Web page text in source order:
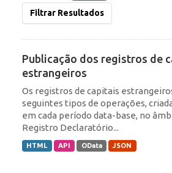
Filtrar Resultados
Publicação dos registros de
estrangeiros
Os registros de capitais
seguintes tipos de operações,
em cada período data-base, no
Registro Declaratório...
HTML API OData JSON